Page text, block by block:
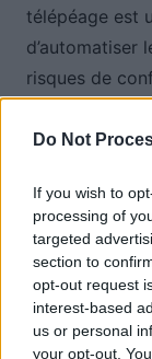
Do Not
If you wish to
processing of
targeted
section to
opt-out request
interest-based
us or personal
your opt-out.
télépéage est
d’automatiser
risques de
phishing, il
d’un trajet.